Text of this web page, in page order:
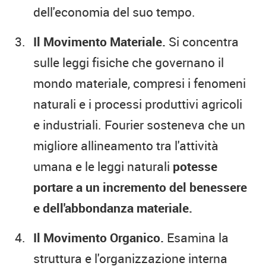
dell'economia del suo tempo.
Il Movimento Materiale. Si concentra
sulle leggi fisiche che governano il
mondo materiale, compresi i fenomeni
naturali e i processi produttivi agricoli
e industriali. Fourier sosteneva che un
migliore allineamento tra l'attività
umana e le leggi naturali potesse
portare a un incremento del benessere
e dell'abbondanza materiale.
Il Movimento Organico. Esamina la
struttura e l'organizzazione interna